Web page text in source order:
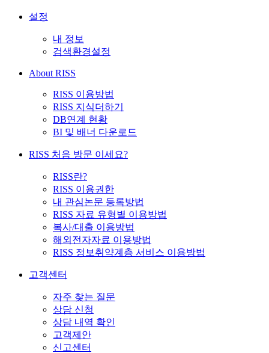
설정
내 정보
검색환경설정
About RISS
RISS 이용방법
RISS 지식더하기
DB연계 현황
BI 및 배너 다운로드
RISS 처음 방문 이세요?
RISS란?
RISS 이용권한
내 관심논문 등록방법
RISS 자료 유형별 이용방법
복사/대출 이용방법
해외전자자료 이용방법
RISS 정보취약계층 서비스 이용방법
고객센터
자주 찾는 질문
상담 신청
상담 내역 확인
고객제안
신고센터